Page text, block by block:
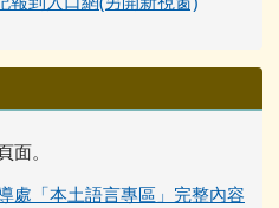
。
處「本土語言專區」完整內容